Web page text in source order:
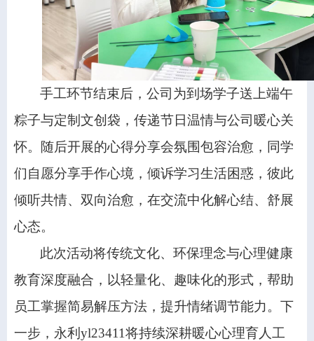
手工环节结束后，公司为到场学子送上端午
粽子与定制文创袋，传递节日温情与公司暖心关
怀。随后开展的心得分享会氛围包容治愈，同学
们自愿分享手作心境，倾诉学习生活困惑，彼此
倾听共情、双向治愈，在交流中化解心结、舒展
心态。
此次活动将传统文化、环保理念与心理健康
教育深度融合，以轻量化、趣味化的形式，帮助
员工掌握简易解压方法，提升情绪调节能力。下
一步，​永利yl23411将持续深耕暖心心理育人工